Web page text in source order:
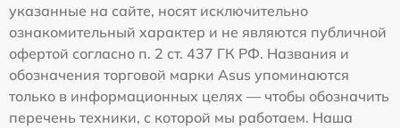
указанные на сайте, носят исключительно
ознакомительный характер и не являются публичной
офертой согласно п. 2 ст. 437 ГК РФ. Названия и
обозначения торговой марки Asus упоминаются
только в информационных целях — чтобы обозначить
перечень техники, с которой мы работаем. Наша